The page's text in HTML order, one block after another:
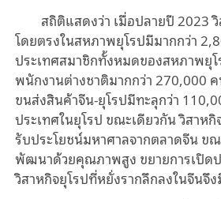
สถิติแสดงว่า เมื่อปลายปี 2023
โดยตรงในสหภาพยุโรปมีมากกว่า
ประเทศสมาชิกทั้งหมดของสหภาพยุโ
พนักงานต่างชาติมากกว่า 270,000
ขนส่งสินค้าจีน-ยุโรปมีทะลุกว่า
ประเทศในยุโรป ขณะเดียวกัน วิสาห
รับประโยชน์มหาศาลจากตลาดจีน ข
พัฒนาด้วยคุณภาพสูง ขยายการเปิด
วิสาหกิจยุโรปที่หยั่งรากลึกลงในจีนจึ